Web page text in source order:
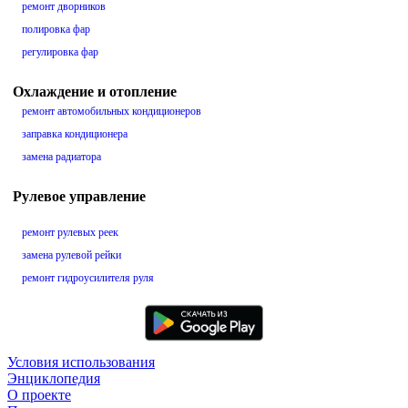
ремонт дворников
полировка фар
регулировка фар
Охлаждение и отопление
ремонт автомобильных кондиционеров
заправка кондиционера
замена радиатора
Рулевое управление
ремонт рулевых реек
замена рулевой рейки
ремонт гидроусилителя руля
Условия использования
Энциклопедия
О проекте